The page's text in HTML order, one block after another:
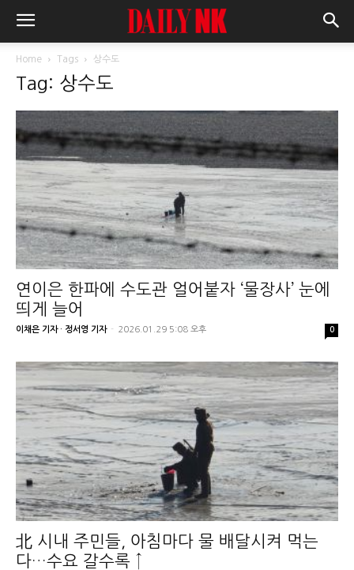
Home Tags 상수도
Tag: 상수도
연이은 한파에 수도관 얼어붙자 ‘물장사’ 눈에
띄게 늘어
이채은 기자 · 정서영 기자 - 2026.01.29 5:08 오후 0
北 시내 주민들, 아침마다 물 배달시켜 먹는
다…수요 갈수록 ↑